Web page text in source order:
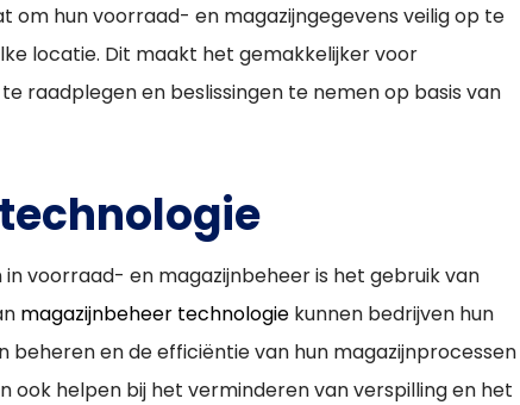
om hun voorraad- en magazijngegevens veilig op te
locatie. Dit maakt het gemakkelijker voor
raadplegen en beslissingen te nemen op basis van
voorraad- en magazijnbeheer is het gebruik van
magazijnbeheer technologie kunnen bedrijven hun
beheren en de efficiëntie van hun magazijnprocessen
ook helpen bij het verminderen van verspilling en het